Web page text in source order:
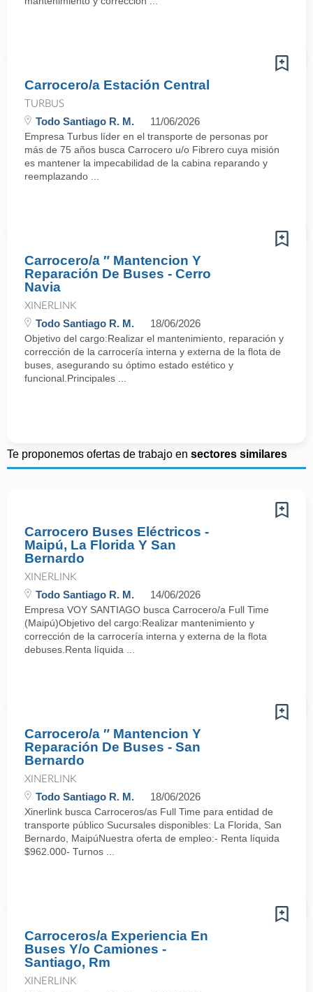
Carrocero/a Estación Central
TURBUS
Todo Santiago R. M. 11/06/2026
Empresa Turbus líder en el transporte de personas por
más de 75 años busca Carrocero u/o Fibrero cuya misión
es mantener la impecabilidad de la cabina reparando y
reemplazando ...
Carrocero/a ″ Mantencion Y
Reparación De Buses - Cerro
Navia
XINERLINK
Todo Santiago R. M. 18/06/2026
Objetivo del cargo:Realizar el mantenimiento, reparación y
corrección de la carrocería interna y externa de la flota de
buses, asegurando su óptimo estado estético y
funcional.Principales ...
Te proponemos ofertas de trabajo en sectores similares
Carrocero Buses Eléctricos -
Maipú, La Florida Y San
Bernardo
XINERLINK
Todo Santiago R. M. 14/06/2026
Empresa VOY SANTIAGO busca Carrocero/a Full Time
(Maipú)Objetivo del cargo:Realizar mantenimiento y
corrección de la carrocería interna y externa de la flota
debuses.Renta líquida ...
Carrocero/a ″ Mantencion Y
Reparación De Buses - San
Bernardo
XINERLINK
Todo Santiago R. M. 18/06/2026
Xinerlink busca Carroceros/as Full Time para entidad de
transporte público Sucursales disponibles: La Florida, San
Bernardo, MaipúNuestra oferta de empleo:- Renta líquida
$962.000- Turnos ...
Carroceros/a Experiencia En
Buses Y/o Camiones -
Santiago, Rm
XINERLINK